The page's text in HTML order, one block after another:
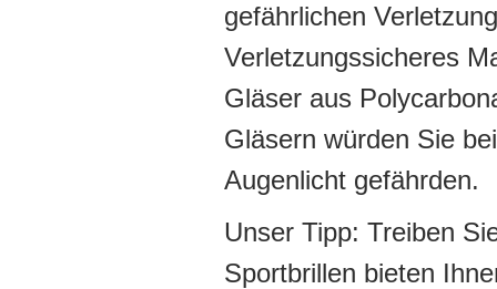
gefährlichen
Verletzungssicheres
Gläser aus
Gläsern würden Sie
Augenlicht gefährden.
Unser Tipp: Treiben
Sportbrillen bieten